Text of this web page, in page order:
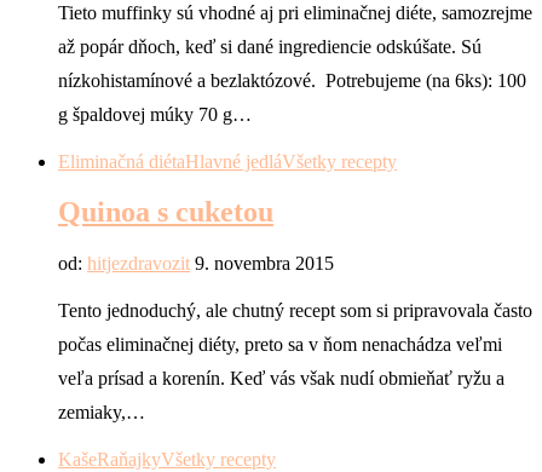
Tieto muffinky sú vhodné aj pri eliminačnej diéte, samozrejme
až popár dňoch, keď si dané ingrediencie odskúšate. Sú
nízkohistamínové a bezlaktózové. Potrebujeme (na 6ks): 100
g špaldovej múky 70 g…
Eliminačná diétaHlavné jedláVšetky recepty
Quinoa s cuketou
od: hitjezdravozit 9. novembra 2015
Tento jednoduchý, ale chutný recept som si pripravovala často
počas eliminačnej diéty, preto sa v ňom nenachádza veľmi
veľa prísad a korenín. Keď vás však nudí obmieňať ryžu a
zemiaky,…
KašeRaňajkyVšetky recepty